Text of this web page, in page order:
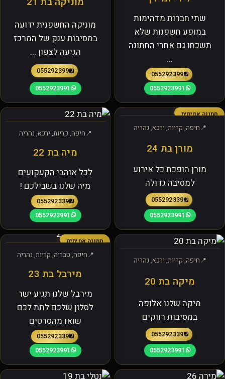
שתי חברות מדהימות
במופע חשפנות שלא
תשכחו גם אחרי החתונה
...
0552923991
0552923991
מוניקה החשפנית ידועה
במסיבות ענק של המרכז
הגיעה לצפון ...
0552923991
0552923991
תמונה אמיתית
חיפה, קריות, ירכא, נהריה
מורן בת 24
מורן הופכת כל אירוע
למסיבה גדולה
0552923391
0552923991
חיפה, קריות, ירכא, נהריה
מיה בת 22
לכל אוהבי הקעקועים
מיה שלנו בשבילכם !
0552923391
0552923991
חיפה, קריות, ירכא, נהריה
מיקה בת 20
מיקה שלנו אלופה
במסיבות רווקים
0552923391
0552923991
תמונה אמיתית
חיפה, טבריה, קריות, נהריה
מירבל בת 23
מירבל שלנו תגיע ישר
לסלון שלכם לתת לכם
שואו מהסרטים
0552923391
0552923991